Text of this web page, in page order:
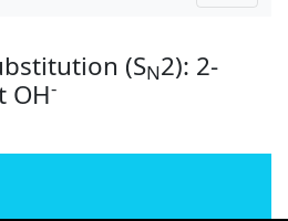
(SN2): 2-
OH-